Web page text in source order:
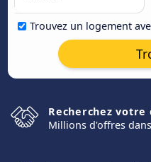
Trouvez un logement
Recherchez
Millions d'offres